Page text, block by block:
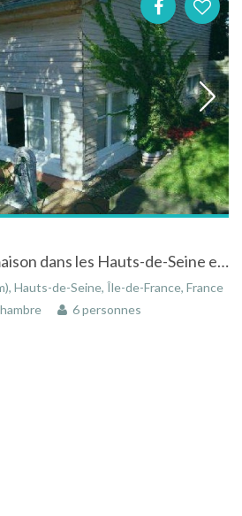
Maison à Rueil Malmaison dans les Hauts-de-Seine en Île-de-France
Hauts-de-Seine, Île-de-France, France
6 personnes